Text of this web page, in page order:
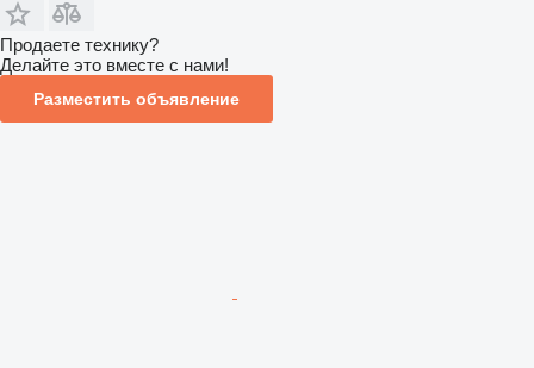
Продаете технику?
Делайте это вместе с нами!
Разместить объявление